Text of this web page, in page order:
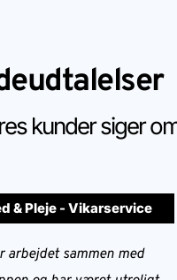
kunder siger
& Pleje - Vikarservice
arbejdet sammen med